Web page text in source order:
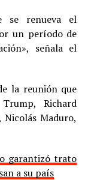
se renueva el
un período de
señala el
la reunión que
Richard
Maduro,
garantizó trato
a su país